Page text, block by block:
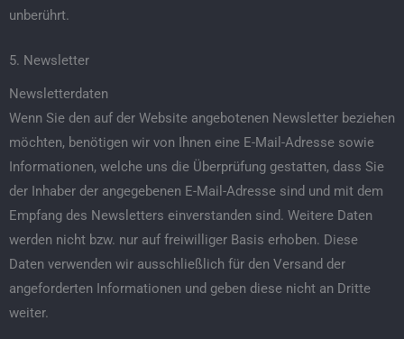
unberührt.
5. Newsletter
Newsletter­daten
Wenn Sie den auf der Website angebotenen Newsletter beziehen
möchten, benötigen wir von Ihnen eine E-Mail-Adresse sowie
Informationen, welche uns die Überprüfung gestatten, dass Sie
der Inhaber der angegebenen E-Mail-Adresse sind und mit dem
Empfang des Newsletters einverstanden sind. Weitere Daten
werden nicht bzw. nur auf freiwilliger Basis erhoben. Diese
Daten verwenden wir ausschließlich für den Versand der
angeforderten Informationen und geben diese nicht an Dritte
weiter.